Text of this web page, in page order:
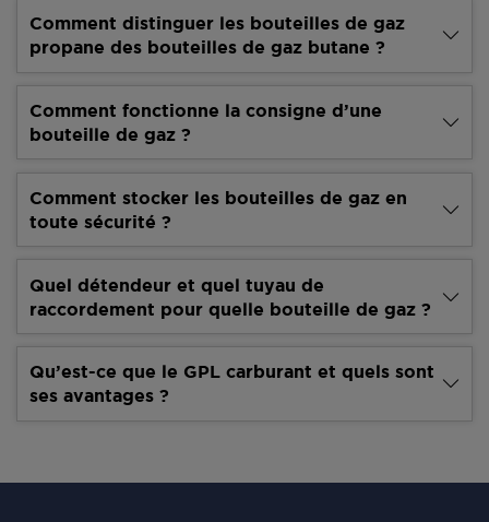
Comment distinguer les bouteilles de gaz
propane des bouteilles de gaz butane ?
Comment fonctionne la consigne d’une
bouteille de gaz ?
Comment stocker les bouteilles de gaz en
toute sécurité ?
Quel détendeur et quel tuyau de
raccordement pour quelle bouteille de gaz ?
Qu’est-ce que le GPL carburant et quels sont
ses avantages ?